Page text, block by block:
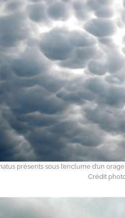
présents sous l’enclume d’un
Crédit